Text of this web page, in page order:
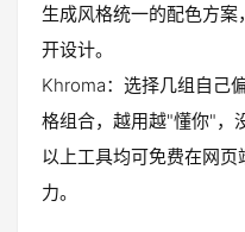
生成风格统一的配色方
开设计。
Khroma：选择几组自己
格组合，越用越"懂你"，
以上工具均可免费在网
力。